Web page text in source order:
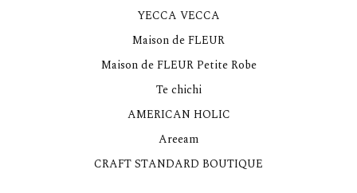
YECCA VECCA
Maison de FLEUR
Maison de FLEUR Petite Robe
Te chichi
AMERICAN HOLIC
Areeam
CRAFT STANDARD BOUTIQUE